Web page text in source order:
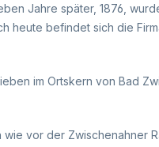
Jahre später, 1876,
befindet sich die
im Ortskern von Bad
vor der Zwischenahner